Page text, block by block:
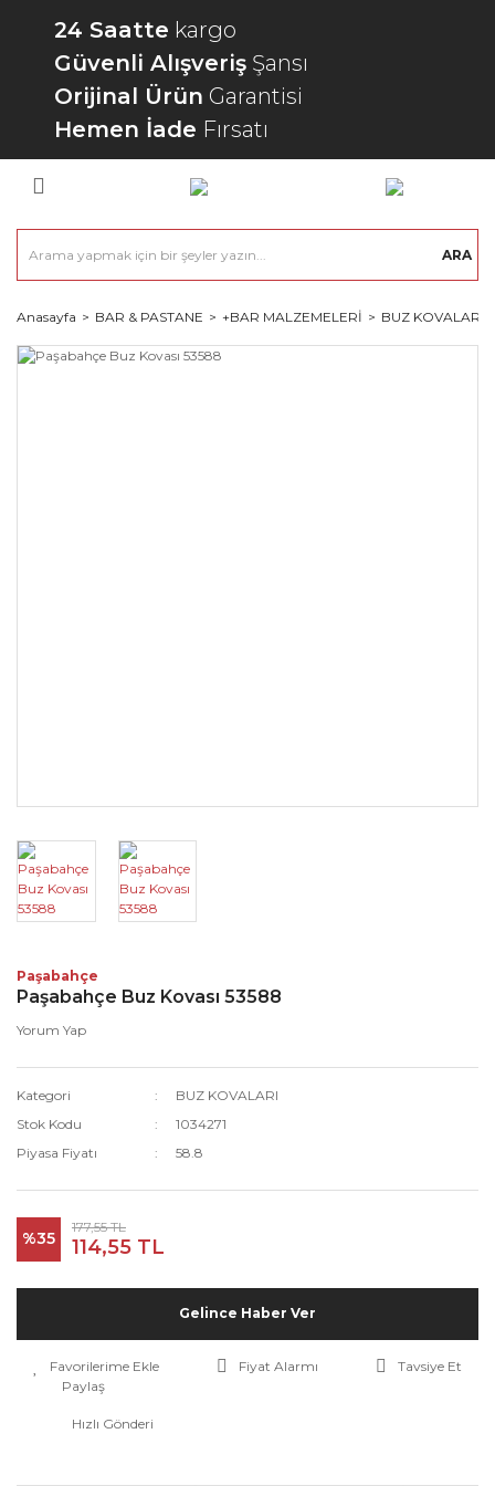
24 Saatte kargo
Güvenli Alışveriş Şansı
Orijinal Ürün Garantisi
Hemen İade Fırsatı
ARA
Anasayfa BAR & PASTANE +BAR MALZEMELERİ BUZ KOVALARI
Paşabahçe
Paşabahçe Buz Kovası 53588
Yorum Yap
Kategori
BUZ KOVALARI
Stok Kodu
1034271
Piyasa Fiyatı
58.8
%35
177,55 TL
114,55 TL
Gelince Haber Ver
Fiyat Alarmı
Tavsiye Et
Paylaş
Hızlı Gönderi